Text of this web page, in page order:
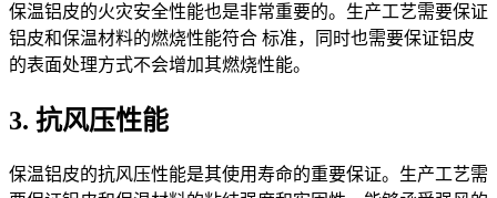
保温铝皮的火灾安全性能也是非常重要的。生产工艺需要保证
铝皮和保温材料的燃烧性能符合 标准，同时也需要保证铝皮
的表面处理方式不会增加其燃烧性能。
3. 抗风压性能
保温铝皮的抗风压性能是其使用寿命的重要保证。生产工艺需